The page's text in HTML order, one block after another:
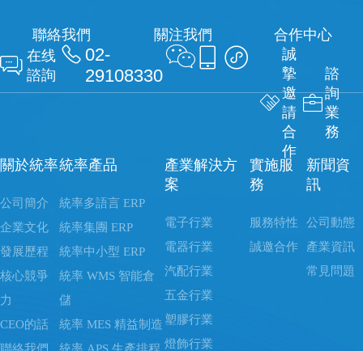
聯絡我們
 在线
諮詢
 02-
29108330
關注我們
  
合作中心

誠
摯
邀
請
合
作

諮
詢
業
務
關於統率
公司簡介
企業文化
發展歷程
核心競爭
力
CEO的話
統率產品
統率多語言 ERP
統率集團 ERP
統率中小型 ERP
統率 WMS 智能倉
儲
統率 MES 精益制造
產業解決方
案
電子行業
電器行業
汽配行業
五金行業
塑膠行業
燈飾行業
實施服
務
服務特性
誠邀合作
新聞資
訊
公司動態
產業資訊
常見問題